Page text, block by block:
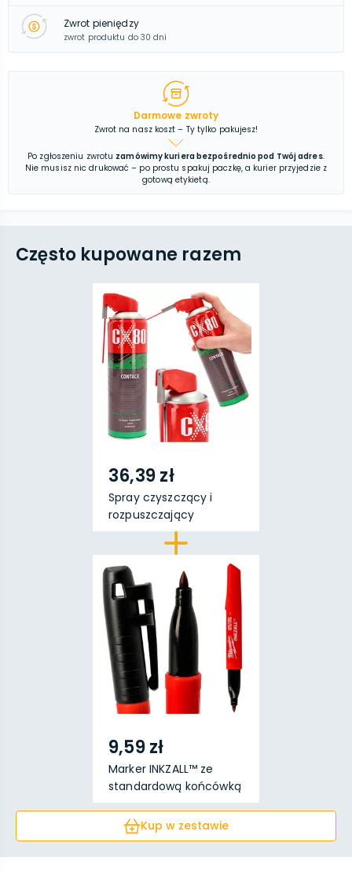
Zwrot pieniędzy
zwrot produktu do 30 dni
Darmowe zwroty
Zwrot na nasz koszt – Ty tylko pakujesz!
Po zgłoszeniu zwrotu zamówimy kuriera bezpośrednio pod Twój adres.
Nie musisz nic drukować – po prostu spakuj paczkę, a kurier przyjedzie z
gotową etykietą.
Często kupowane razem
36,39 zł
Spray czyszczący i
rozpuszczający
CONTAX...
9,59 zł
Marker INKZALL™ ze
standardową końcówką
...
Kup w zestawie